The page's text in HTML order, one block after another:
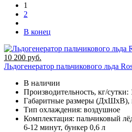
1
2
В конец
10 200 руб.
Льдогенератор пальчикового льда
В наличии
Производительность, кг/сутки:
Габаритные размеры (ДхШхВ),
Тип охлаждения: воздушное
Комплектация: пальчиковый
6-12 минут, бункер 0,6 л